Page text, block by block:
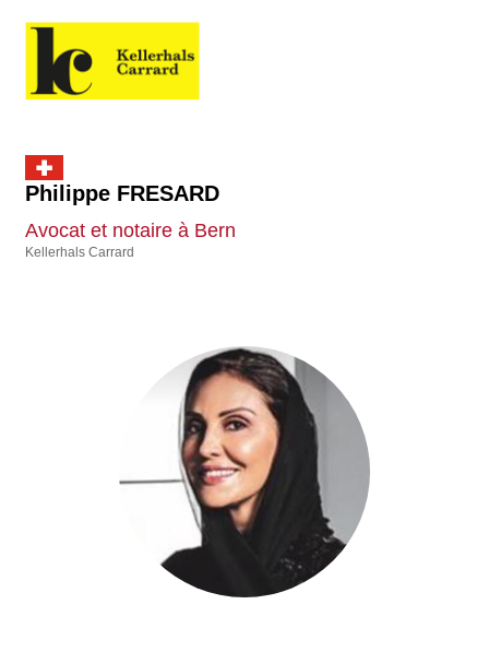
Philippe FRESARD
Avocat et notaire à Bern
Kellerhals Carrard